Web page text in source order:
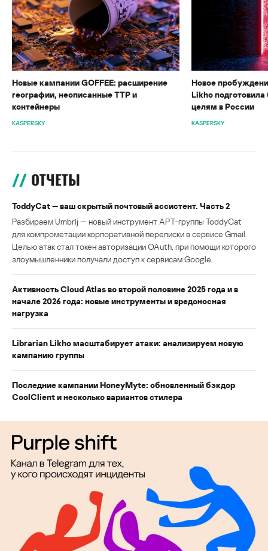
Новые кампании GOFFEE: расширение
географии, неописанные TTP и
контейнеры
KASPERSKY
Новое
Likho
целям в России
KASPERSKY
ОТЧЕТЫ
ToddyCat — ваш скрытый почтовый ассистент. Часть 2
Разбираем Umbrij — новый инструмент APT-группы ToddyCat
для компрометации корпоративной переписки в сервисе Gmail.
Целью атак стал токен авторизации OAuth, при помощи которого
злоумышленники получали доступ к сервисам Google.
Активность Cloud Atlas во второй половине 2025 года и в
начале 2026 года: новые инструменты и вредоносная
нагрузка
Librarian Likho масштабирует атаки: анализируем новую
кампанию группы
Последние кампании HoneyMyte: обновленный бэкдор
CoolClient и несколько вариантов стилера